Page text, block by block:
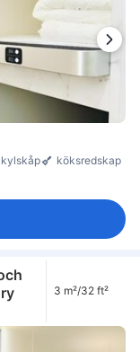
kylskåp
köksredskap
3 m²/32 ft²